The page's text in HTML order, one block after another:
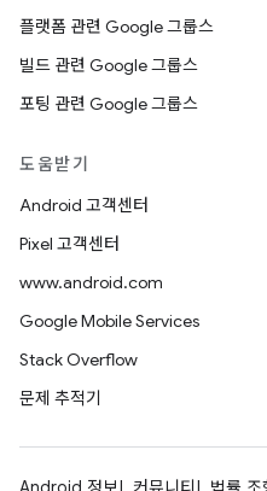
플랫폼 관련 Google 그룹스
빌드 관련 Google 그룹스
포팅 관련 Google 그룹스
도움받기
Android 고객센터
Pixel 고객센터
www.android.com
Google Mobile Services
Stack Overflow
문제 추적기